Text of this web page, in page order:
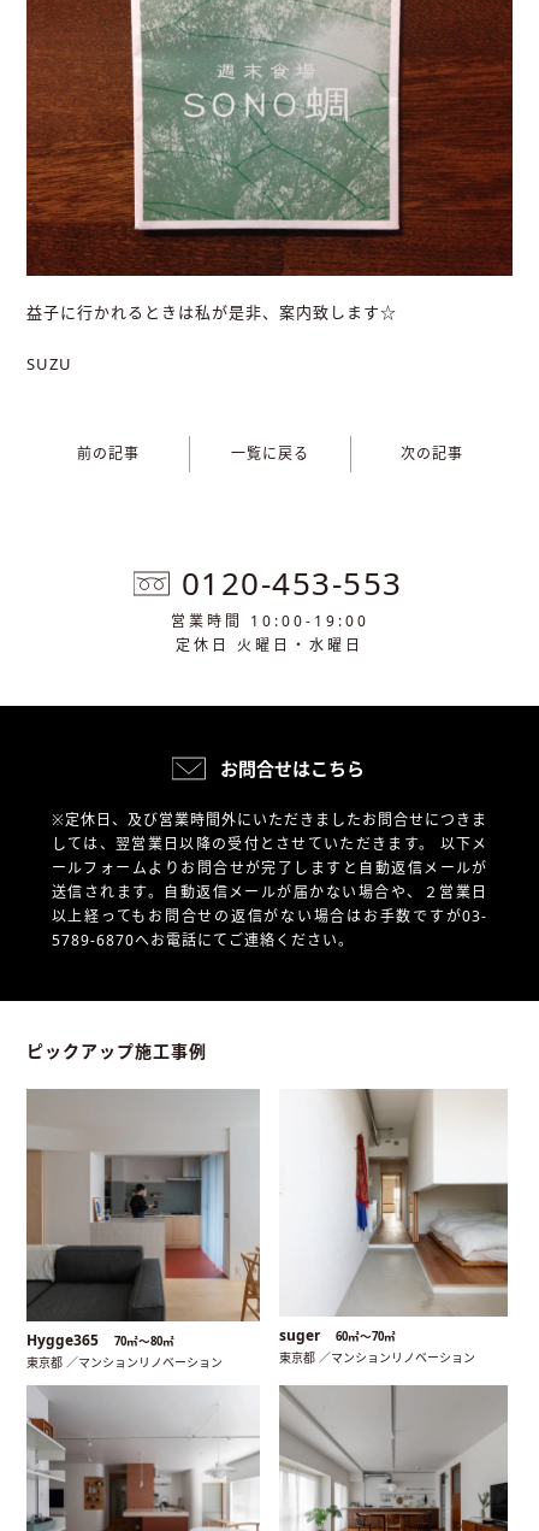
益子に行かれるときは私が是非、案内致します☆
SUZU
前の記事 一覧に戻る 次の記事
0120-453-553
営業時間 10:00-19:00
定休日 火曜日・水曜日
お問合せはこちら
※定休日、及び営業時間外にいただきましたお問合せにつきま
しては、翌営業日以降の受付とさせていただきます。 以下メ
ールフォームよりお問合せが完了しますと自動返信メールが
送信されます。自動返信メールが届かない場合や、
２営業日
以上経ってもお問合せの返信がない場合はお手数ですが03-
5789-6870へお電話にてご連絡ください。
ピックアップ施工事例
Hygge365 70㎡〜80㎡
東京都 ／マンションリノベーション
suger 60㎡〜70㎡
東京都 ／マンションリノベーション